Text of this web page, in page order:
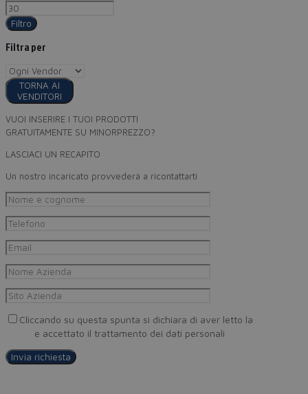
Filtro
Filtra per
TORNA AI
VENDITORI
VUOI INSERIRE I TUOI PRODOTTI
GRATUITAMENTE SU MINORPREZZO?
LASCIACI UN RECAPITO
Un nostro incaricato provvederà a ricontattarti
Cliccando su questa spunta si dichiara di aver letto la
e accettato il trattamento dei dati personali